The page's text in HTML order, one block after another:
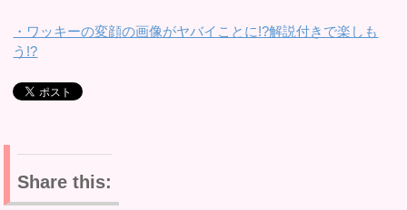
・ワッキーの変顔の画像がヤバイことに!?解説付きで楽しも
う!?
Share this: